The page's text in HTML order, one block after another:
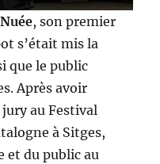
, son premier
s’était mis la
que le public
Après avoir
au Festival
à Sitges,
et du public au